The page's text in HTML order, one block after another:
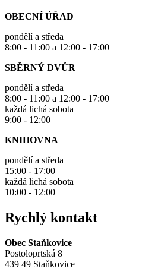
OBECNÍ ÚŘAD
pondělí a středa
8:00 - 11:00 a 12:00 - 17:00
SBĚRNÝ DVŮR
pondělí a středa
8:00 - 11:00 a 12:00 - 17:00
každá lichá sobota
9:00 - 12:00
KNIHOVNA
pondělí a středa
15:00 - 17:00
každá lichá sobota
10:00 - 12:00
Rychlý kontakt
Obec Staňkovice
Postoloprtská 8
439 49 Staňkovice